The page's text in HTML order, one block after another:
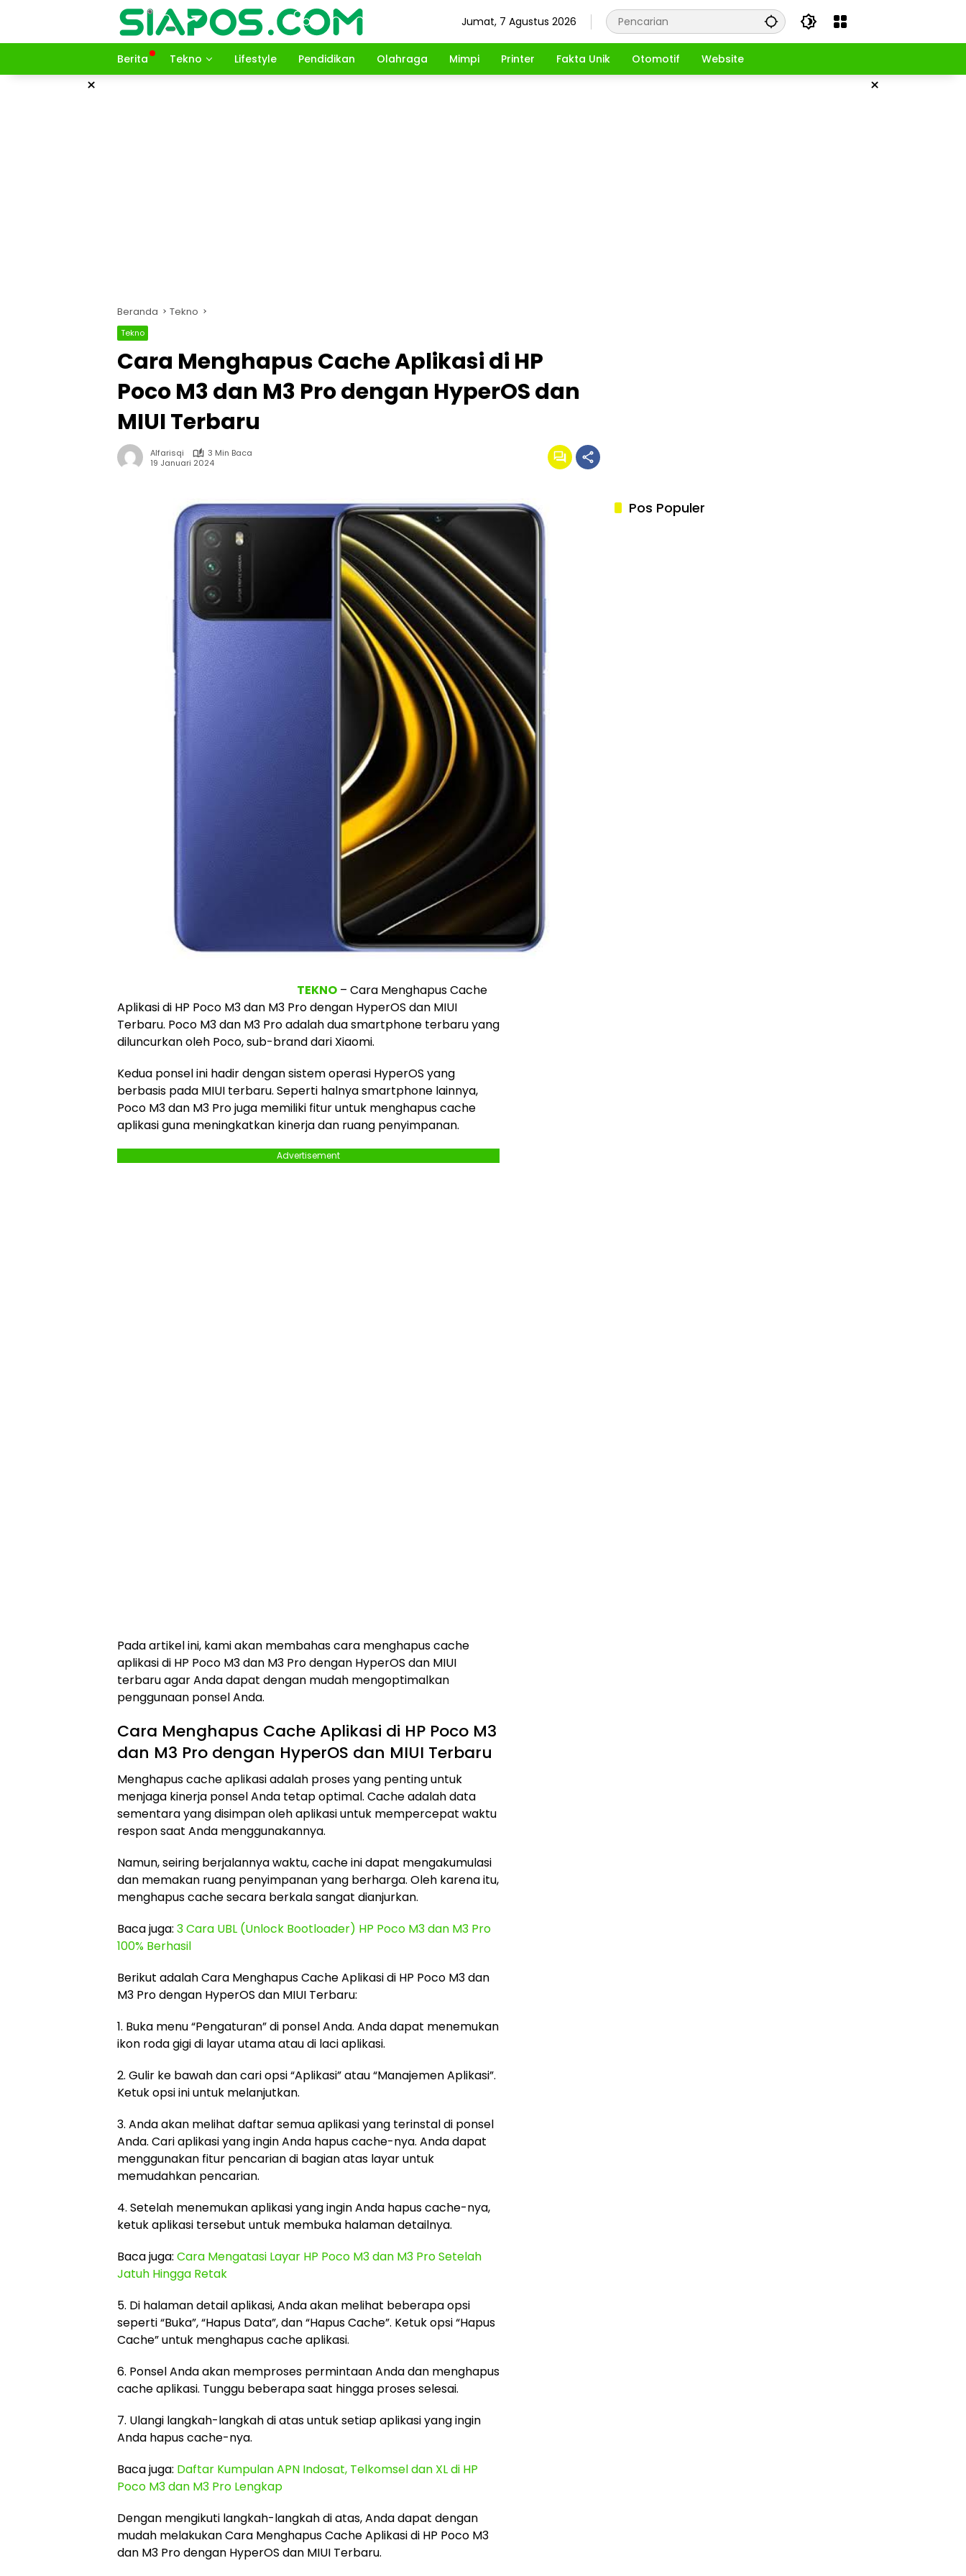
Jumat, 7 Agustus 2026
Berita Tekno Lifestyle Pendidikan Olahraga Mimpi Printer Fakta Unik Otomotif Website
× ×
Beranda Tekno
Tekno
Cara Menghapus Cache Aplikasi di HP
Poco M3 dan M3 Pro dengan HyperOS dan
MIUI Terbaru
Alfarisqi
3 Min Baca
19 Januari 2024
TEKNO – Cara Menghapus Cache
Aplikasi di HP Poco M3 dan M3 Pro dengan HyperOS dan MIUI
Terbaru. Poco M3 dan M3 Pro adalah dua smartphone terbaru yang
diluncurkan oleh Poco, sub-brand dari Xiaomi.
Kedua ponsel ini hadir dengan sistem operasi HyperOS yang
berbasis pada MIUI terbaru. Seperti halnya smartphone lainnya,
Poco M3 dan M3 Pro juga memiliki fitur untuk menghapus cache
aplikasi guna meningkatkan kinerja dan ruang penyimpanan.
Advertisement
Pada artikel ini, kami akan membahas cara menghapus cache
aplikasi di HP Poco M3 dan M3 Pro dengan HyperOS dan MIUI
terbaru agar Anda dapat dengan mudah mengoptimalkan
penggunaan ponsel Anda.
Cara Menghapus Cache Aplikasi di HP Poco M3
dan M3 Pro dengan HyperOS dan MIUI Terbaru
Menghapus cache aplikasi adalah proses yang penting untuk
menjaga kinerja ponsel Anda tetap optimal. Cache adalah data
sementara yang disimpan oleh aplikasi untuk mempercepat waktu
respon saat Anda menggunakannya.
Namun, seiring berjalannya waktu, cache ini dapat mengakumulasi
dan memakan ruang penyimpanan yang berharga. Oleh karena itu,
menghapus cache secara berkala sangat dianjurkan.
Baca juga: 3 Cara UBL (Unlock Bootloader) HP Poco M3 dan M3 Pro
100% Berhasil
Berikut adalah Cara Menghapus Cache Aplikasi di HP Poco M3 dan
M3 Pro dengan HyperOS dan MIUI Terbaru:
1. Buka menu “Pengaturan” di ponsel Anda. Anda dapat menemukan
ikon roda gigi di layar utama atau di laci aplikasi.
2. Gulir ke bawah dan cari opsi “Aplikasi” atau “Manajemen Aplikasi”.
Ketuk opsi ini untuk melanjutkan.
3. Anda akan melihat daftar semua aplikasi yang terinstal di ponsel
Anda. Cari aplikasi yang ingin Anda hapus cache-nya. Anda dapat
menggunakan fitur pencarian di bagian atas layar untuk
memudahkan pencarian.
4. Setelah menemukan aplikasi yang ingin Anda hapus cache-nya,
ketuk aplikasi tersebut untuk membuka halaman detailnya.
Baca juga: Cara Mengatasi Layar HP Poco M3 dan M3 Pro Setelah
Jatuh Hingga Retak
5. Di halaman detail aplikasi, Anda akan melihat beberapa opsi
seperti “Buka”, “Hapus Data”, dan “Hapus Cache”. Ketuk opsi “Hapus
Cache” untuk menghapus cache aplikasi.
6. Ponsel Anda akan memproses permintaan Anda dan menghapus
cache aplikasi. Tunggu beberapa saat hingga proses selesai.
7. Ulangi langkah-langkah di atas untuk setiap aplikasi yang ingin
Anda hapus cache-nya.
Baca juga: Daftar Kumpulan APN Indosat, Telkomsel dan XL di HP
Poco M3 dan M3 Pro Lengkap
Dengan mengikuti langkah-langkah di atas, Anda dapat dengan
mudah melakukan Cara Menghapus Cache Aplikasi di HP Poco M3
dan M3 Pro dengan HyperOS dan MIUI Terbaru.
Pos Populer